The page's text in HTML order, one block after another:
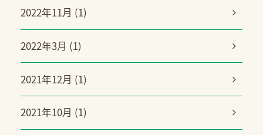
2022年11月 (1)
2022年3月 (1)
2021年12月 (1)
2021年10月 (1)